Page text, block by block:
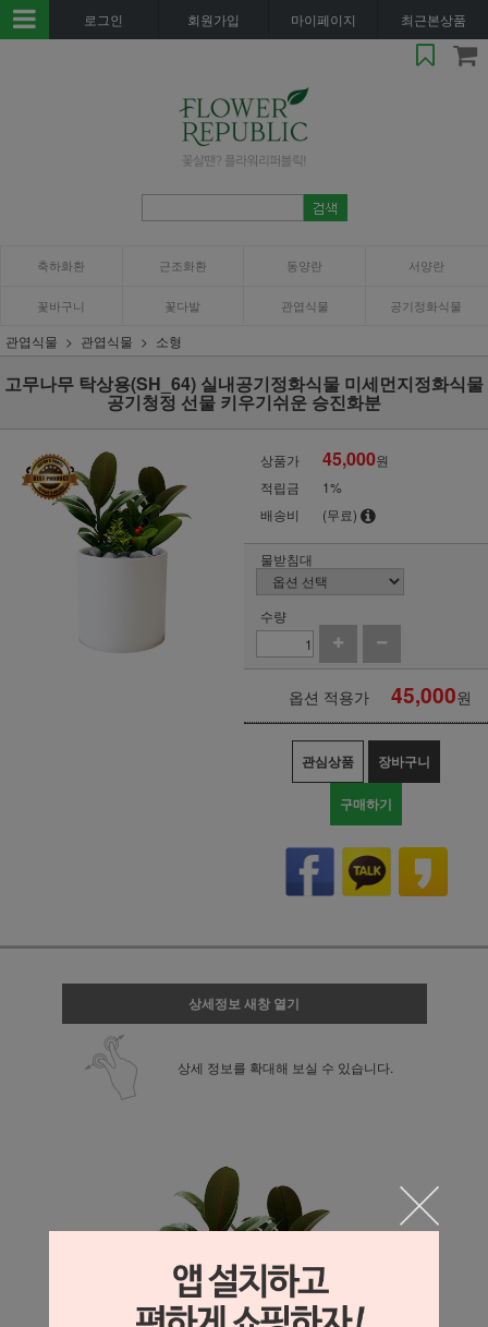
로그인 회원가입 마이페이지 최근본상품
축하화환 근조화환 동양란 서양란
꽃바구니 꽃다발 관엽식물 공기정화식물
관엽식물 관엽식물 소형
고무나무 탁상용(SH_64) 실내공기정화식물 미세먼지정화식물
공기청정 선물 키우기쉬운 승진화분
상품가 45,000원
적립금
1%
배송비
(무료)
물받침대
수량
옵션 적용가 45,000원
관심상품 장바구니
구매하기
상세정보 새창 열기
상세 정보를 확대해 보실 수 있습니다.